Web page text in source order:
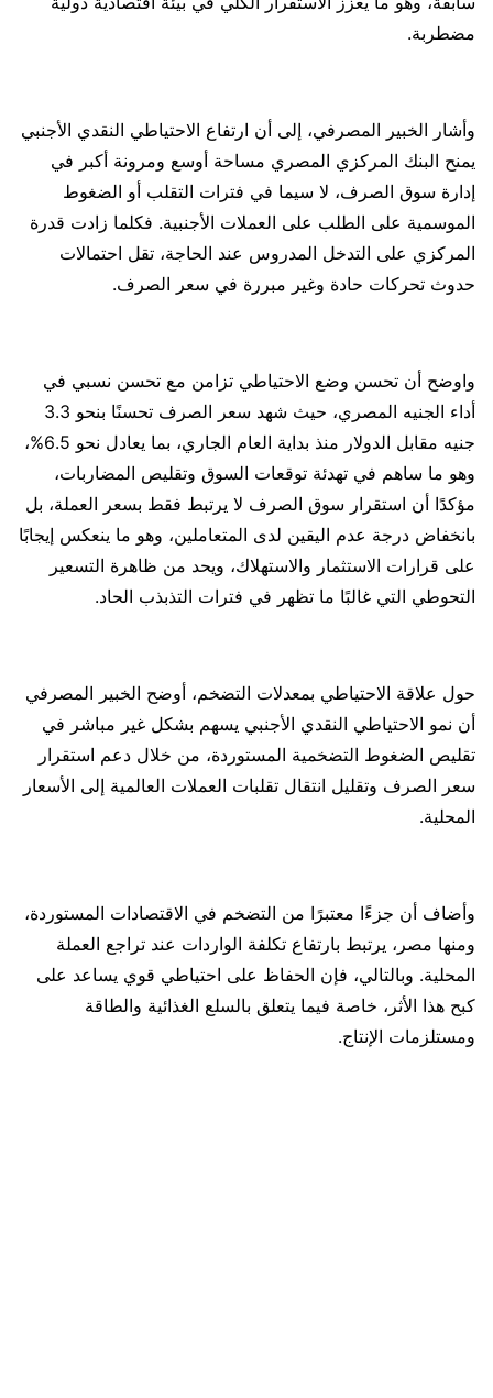
مضطربة.
وأشار الخبير المصرفي، إلى أن ارتفاع الاحتياطي النقدي الأجنبي
يمنح البنك المركزي المصري مساحة أوسع ومرونة أكبر في
إدارة سوق الصرف، لا سيما في فترات التقلب أو الضغوط
الموسمية على الطلب على العملات الأجنبية. فكلما زادت قدرة
المركزي على التدخل المدروس عند الحاجة، تقل احتمالات
حدوث تحركات حادة وغير مبررة في سعر الصرف.
واوضح أن تحسن وضع الاحتياطي تزامن مع تحسن نسبي في
أداء الجنيه المصري، حيث شهد سعر الصرف تحسنًا بنحو 3.3
جنيه مقابل الدولار منذ بداية العام الجاري، بما يعادل نحو 6.5%،
وهو ما ساهم في تهدئة توقعات السوق وتقليص المضاربات،
مؤكدًا أن استقرار سوق الصرف لا يرتبط فقط بسعر العملة، بل
بانخفاض درجة عدم اليقين لدى المتعاملين، وهو ما ينعكس إيجابًا
على قرارات الاستثمار والاستهلاك، ويحد من ظاهرة التسعير
التحوطي التي غالبًا ما تظهر في فترات التذبذب الحاد.
حول علاقة الاحتياطي بمعدلات التضخم، أوضح الخبير المصرفي
أن نمو الاحتياطي النقدي الأجنبي يسهم بشكل غير مباشر في
تقليص الضغوط التضخمية المستوردة، من خلال دعم استقرار
سعر الصرف وتقليل انتقال تقلبات العملات العالمية إلى الأسعار
المحلية.
وأضاف أن جزءًا معتبرًا من التضخم في الاقتصادات المستوردة،
ومنها مصر، يرتبط بارتفاع تكلفة الواردات عند تراجع العملة
المحلية. وبالتالي، فإن الحفاظ على احتياطي قوي يساعد على
كبح هذا الأثر، خاصة فيما يتعلق بالسلع الغذائية والطاقة
ومستلزمات الإنتاج.